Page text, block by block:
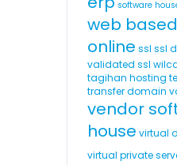
software
web based
online ssl ssl
validated ssl
tagihan hosting
transfer domain
vendor
house virtual
virtual private